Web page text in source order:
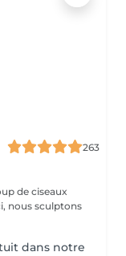
263
de ciseaux
nous sculptons
dans notre